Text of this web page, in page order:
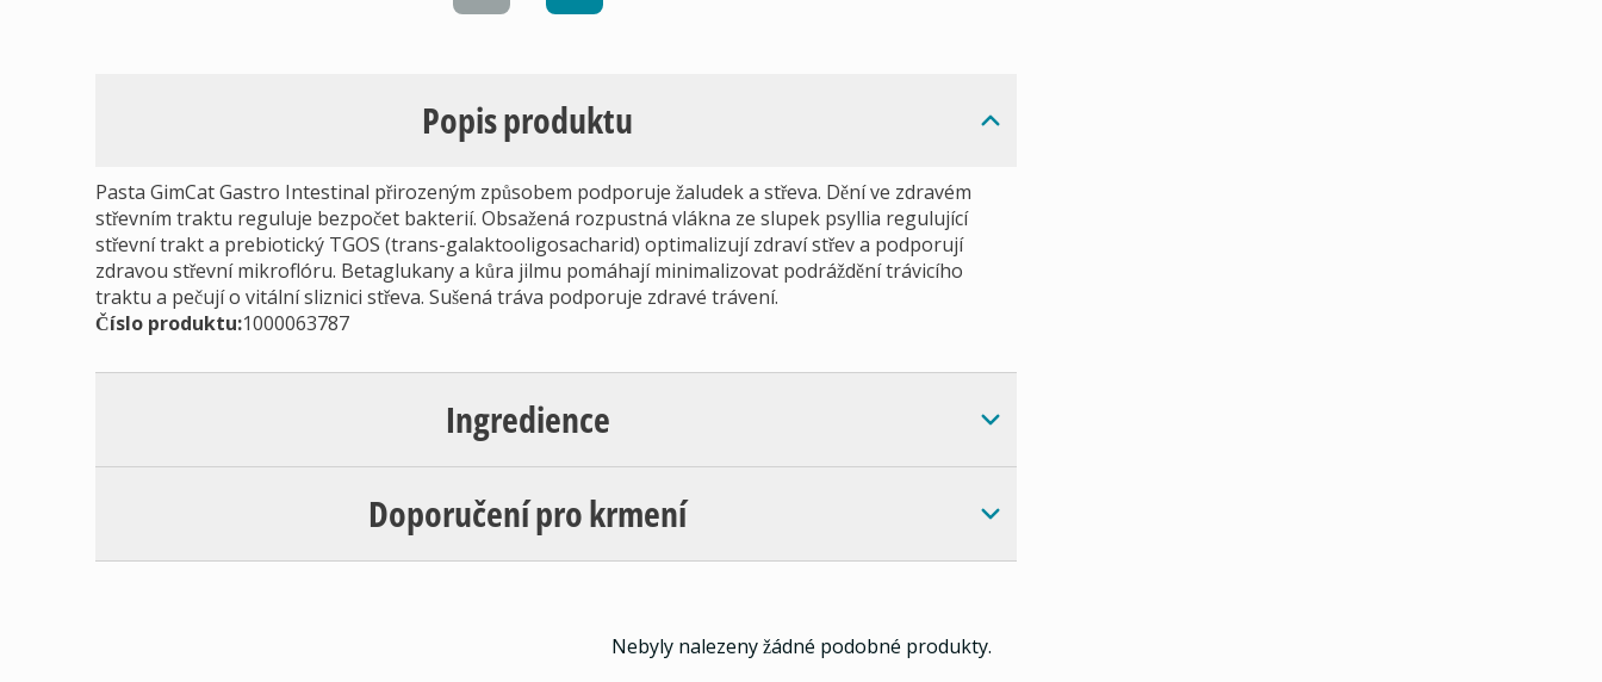
Popis produktu
Pasta GimCat Gastro Intestinal přirozeným způsobem podporuje žaludek a střeva. Dění ve zdravém
střevním traktu reguluje bezpočet bakterií. Obsažená rozpustná vlákna ze slupek psyllia regulující
střevní trakt a prebiotický TGOS (trans-galaktooligosacharid) optimalizují zdraví střev a podporují
zdravou střevní mikroflóru. Betaglukany a kůra jilmu pomáhají minimalizovat podráždění trávicího
traktu a pečují o vitální sliznici střeva. Sušená tráva podporuje zdravé trávení.
Číslo produktu:1000063787
Ingredience
Doporučení pro krmení
Nebyly nalezeny žádné podobné produkty.